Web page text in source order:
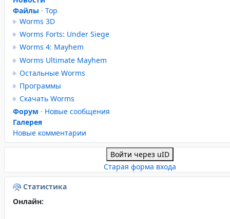
Файлы · Top
Worms 3D
Worms Forts: Under Siege
Worms 4: Mayhem
Worms Ultimate Mayhem
Остальные Worms
Программы
Скачать Worms
Форум · Новые сообщения
Галерея
Новые комментарии
Войти через uID
Старая форма входа
Статистика
Онлайн: